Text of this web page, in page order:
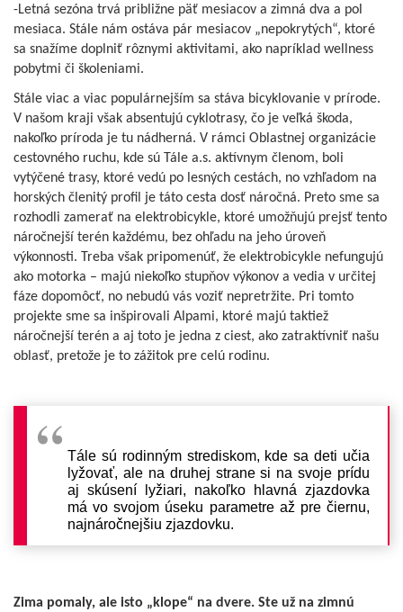
-Letná sezóna trvá približne päť mesiacov a zimná dva a pol
mesiaca. Stále nám ostáva pár mesiacov „nepokrytých“, ktoré
sa snažíme doplniť rôznymi aktivitami, ako napríklad wellness
pobytmi či školeniami.
Stále viac a viac populárnejším sa stáva bicyklovanie v prírode.
V našom kraji však absentujú cyklotrasy, čo je veľká škoda,
nakoľko príroda je tu nádherná. V rámci Oblastnej organizácie
cestovného ruchu, kde sú Tále a.s. aktívnym členom, boli
vytýčené trasy, ktoré vedú po lesných cestách, no vzhľadom na
horských členitý profil je táto cesta dosť náročná. Preto sme sa
rozhodli zamerať na elektrobicykle, ktoré umožňujú prejsť tento
náročnejší terén každému, bez ohľadu na jeho úroveň
výkonnosti. Treba však pripomenúť, že elektrobicykle nefungujú
ako motorka – majú niekoľko stupňov výkonov a vedia v určitej
fáze dopomôcť, no nebudú vás voziť nepretržite. Pri tomto
projekte sme sa inšpirovali Alpami, ktoré majú taktiež
náročnejší terén a aj toto je jedna z ciest, ako zatraktívniť našu
oblasť, pretože je to zážitok pre celú rodinu.
Tále sú rodinným strediskom, kde sa deti učia
lyžovať, ale na druhej strane si na svoje prídu
aj skúsení lyžiari, nakoľko hlavná zjazdovka
má vo svojom úseku parametre až pre čiernu,
najnáročnejšiu zjazdovku.
Zima pomaly, ale isto „klope“ na dvere. Ste už na zimnú